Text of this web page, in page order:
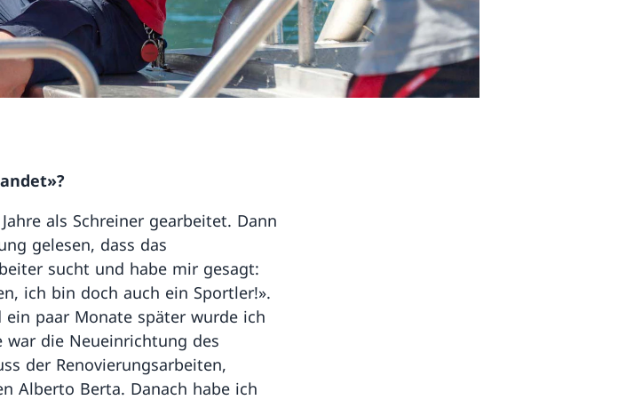
als Schreiner gearbeitet. Dann
gelesen, dass das
sucht und habe mir gesagt:
ich bin doch auch ein Sportler!».
paar Monate später wurde ich
die Neueinrichtung des
der Renovierungsarbeiten,
Alberto Berta. Danach habe ich